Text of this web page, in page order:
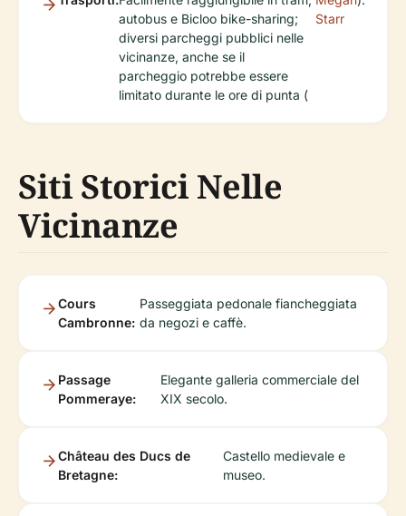
autobus e Bicloo bike-sharing;
diversi parcheggi pubblici nelle
vicinanze, anche se il
parcheggio potrebbe essere
limitato durante le ore di punta (
Starr
Siti Storici Nelle
Vicinanze
Cours
Cambronne:
Passeggiata pedonale fiancheggiata
da negozi e caffè.
Passage
Pommeraye:
Elegante galleria commerciale del
XIX secolo.
Château des Ducs de
Bretagne:
Castello medievale e
museo.